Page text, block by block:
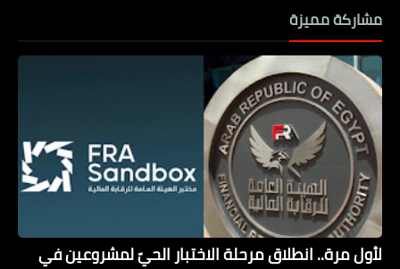
مشاركة مميزة
لأول مرة.. انطلاق مرحلة الاختبار الحيّ لمشروعين في